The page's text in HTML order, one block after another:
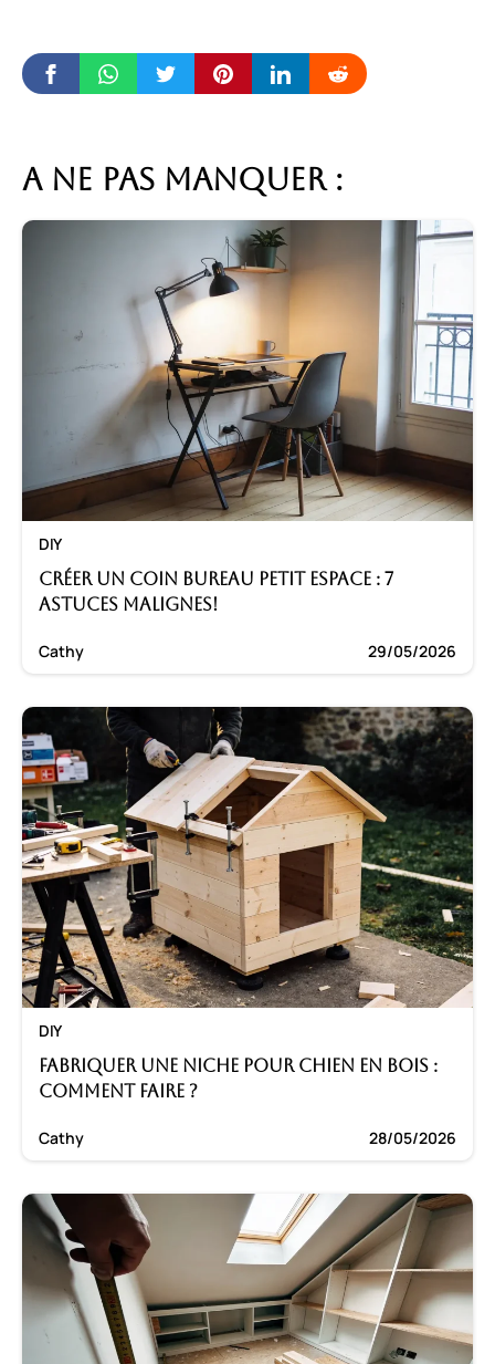
A ne pas manquer :
DIY
Créer un coin bureau petit espace : 7
astuces malignes!
Cathy 29/05/2026
DIY
Fabriquer une niche pour chien en bois :
Comment faire ?
Cathy 28/05/2026